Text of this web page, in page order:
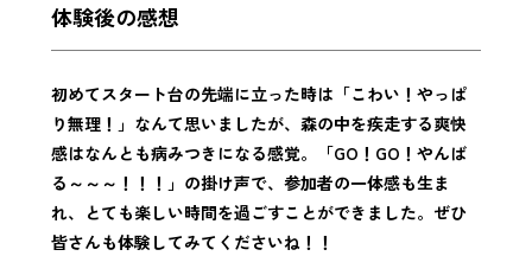
体験後の感想
初めてスタート台の先端に立った時は「こわい！やっぱ
り無理！」なんて思いましたが、森の中を疾走する爽快
感はなんとも病みつきになる感覚。「GO！GO！やんば
る～～～！！！」の掛け声で、参加者の一体感も生ま
れ、とても楽しい時間を過ごすことができました。ぜひ
皆さんも体験してみてくださいね！！